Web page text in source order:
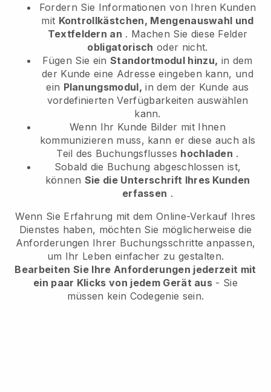
Fordern Sie Informationen von Ihren Kunden
mit Kontrollkästchen, Mengenauswahl und
Textfeldern an . Machen Sie diese Felder
obligatorisch oder nicht.
Fügen Sie ein Standortmodul hinzu, in dem
der Kunde eine Adresse eingeben kann, und
ein Planungsmodul, in dem der Kunde aus
vordefinierten Verfügbarkeiten auswählen
kann.
Wenn Ihr Kunde Bilder mit Ihnen
kommunizieren muss, kann er diese auch als
Teil des Buchungsflusses hochladen .
Sobald die Buchung abgeschlossen ist,
können Sie die Unterschrift Ihres Kunden
erfassen .
Wenn Sie Erfahrung mit dem Online-Verkauf Ihres
Dienstes haben, möchten Sie möglicherweise die
Anforderungen Ihrer Buchungsschritte anpassen,
um Ihr Leben einfacher zu gestalten.
Bearbeiten Sie Ihre Anforderungen jederzeit mit
ein paar Klicks von jedem Gerät aus - Sie
müssen kein Codegenie sein.